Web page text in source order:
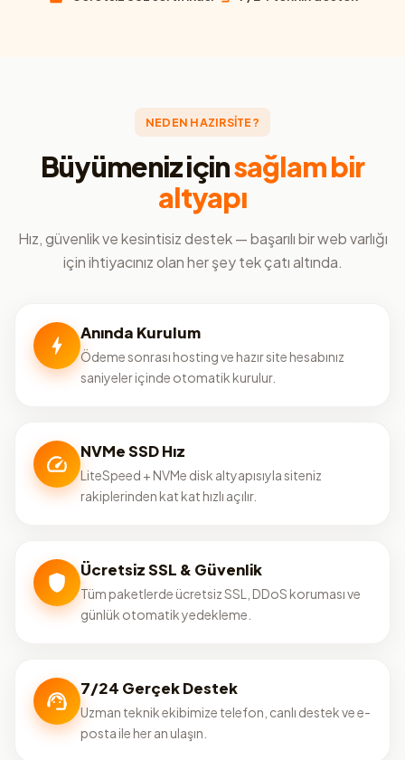
NEDEN HAZIRSİTE?
Büyümeniz içinsağlam bir
altyapı
Hız, güvenlik ve kesintisiz destek — başarılı bir web varlığı
için ihtiyacınız olan her şey tek çatı altında.
Anında Kurulum
Ödeme sonrası hosting ve hazır site hesabınız
saniyeler içinde otomatik kurulur.
NVMe SSD Hız
LiteSpeed + NVMe disk altyapısıyla siteniz
rakiplerinden kat kat hızlı açılır.
Ücretsiz SSL & Güvenlik
Tüm paketlerde ücretsiz SSL, DDoS koruması ve
günlük otomatik yedekleme.
7/24 Gerçek Destek
Uzman teknik ekibimize telefon, canlı destek ve e-
posta ile her an ulaşın.